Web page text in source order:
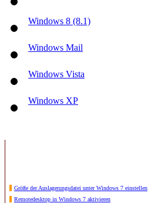
Windows 8 (8.1)
Windows Mail
Windows Vista
Windows XP
Größe der Auslagerungsdatei unter Windows 7 einstellen
Remotedesktop in Windows 7 aktivieren